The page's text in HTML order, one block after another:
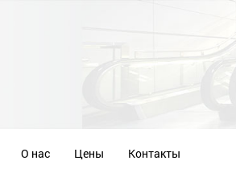
О нас Цены Контакты